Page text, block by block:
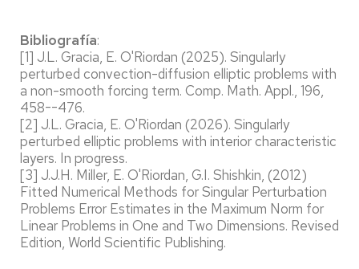
Bibliografía:
[1] J.L. Gracia, E. O'Riordan (2025). Singularly
perturbed convection-diffusion elliptic problems with
a non-smooth forcing term. Comp. Math. Appl., 196,
458--476.
[2] J.L. Gracia, E. O'Riordan (2026). Singularly
perturbed elliptic problems with interior characteristic
layers. In progress.
[3] J.J.H. Miller, E. O'Riordan, G.I. Shishkin, (2012)
Fitted Numerical Methods for Singular Perturbation
Problems Error Estimates in the Maximum Norm for
Linear Problems in One and Two Dimensions. Revised
Edition, World Scientific Publishing.